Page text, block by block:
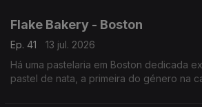
Flake Bakery - Boston
Ep. 41
13 jul. 2026
Há uma pastelaria em Boston dedicada
pastel de nata, a primeira do género na